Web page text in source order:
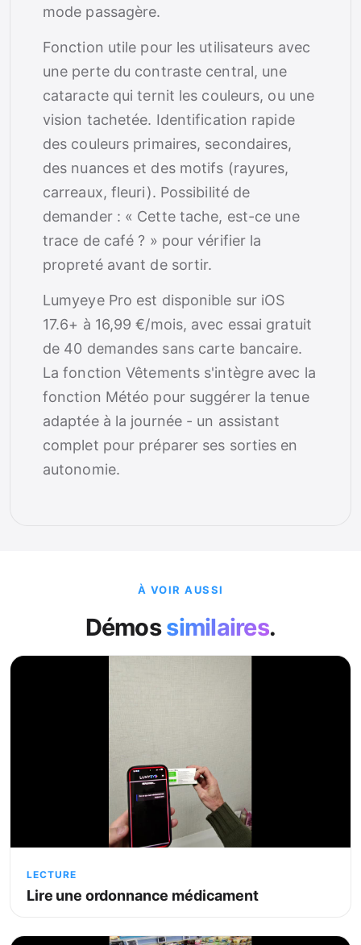
mode passagère.
Fonction utile pour les utilisateurs avec
une perte du contraste central, une
cataracte qui ternit les couleurs, ou une
vision tachetée. Identification rapide
des couleurs primaires, secondaires,
des nuances et des motifs (rayures,
carreaux, fleuri). Possibilité de
demander : « Cette tache, est-ce une
trace de café ? » pour vérifier la
propreté avant de sortir.
Lumyeye Pro est disponible sur iOS
17.6+ à 16,99 €/mois, avec essai gratuit
de 40 demandes sans carte bancaire.
La fonction Vêtements s'intègre avec la
fonction Météo pour suggérer la tenue
adaptée à la journée - un assistant
complet pour préparer ses sorties en
autonomie.
À VOIR AUSSI
Démossimilaires.
LECTURE
Lire une ordonnance médicament